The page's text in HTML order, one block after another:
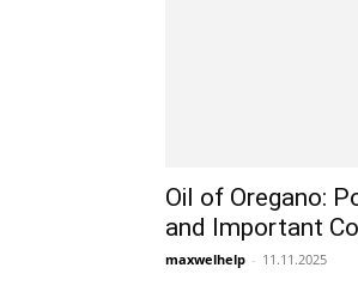
Oil of Oregano:
and Important
maxwelhelp - 11.11.2025